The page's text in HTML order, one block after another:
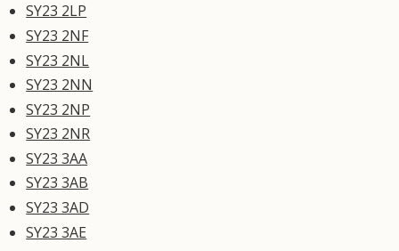
SY23 2LP
SY23 2NF
SY23 2NL
SY23 2NN
SY23 2NP
SY23 2NR
SY23 3AA
SY23 3AB
SY23 3AD
SY23 3AE